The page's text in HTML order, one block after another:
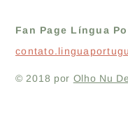
Fan Page Língua
© 2018 por Olho Nu